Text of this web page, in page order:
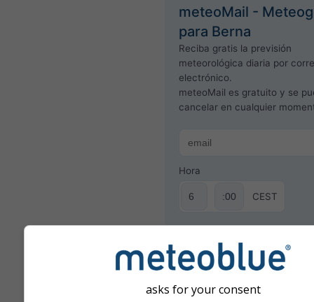
meteoMail -
para Berna
Reciba gratis la previsión
meteorológica diaria por
electrónico.
meteoMail es gratuito y se
cancelar en cualquier
Hora
CEST
asks for your consent